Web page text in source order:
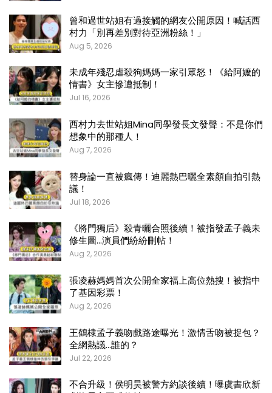
曾和過世站姐有過接觸的網友公開原因！喊話西
村力「別再差別對待亞洲粉絲！」
Aug 5, 2026
未成年殘忍虐殺狗媽媽一家引眾怒！《給阿嬤的
情書》女主慘遭抵制！
Jul 16, 2026
西村力去世站姐Mina同學發長文發聲：不是你們
想象中的那種人！
Aug 7, 2026
替身論一直被瘋傳！迪麗熱巴曬全素顏自拍引熱
議！
Jul 18, 2026
《將門獨后》殺青曬合照後續！被指發孟子義未
修生圖…演員們紛紛刪帖！
Aug 2, 2026
張凌赫媽媽首次公開全家福上高位熱搜！被指中
了基因彩票！
Aug 2, 2026
王鶴棣孟子義吻戲路途曝光！激情舌吻被捉包？
全網熱議…誰的？
Jul 22, 2026
不合升級！侯明昊被警方約談後續！曝虞書欣新